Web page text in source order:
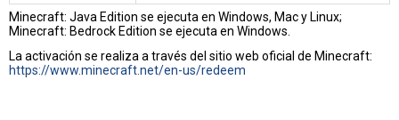
Minecraft: Java Edition se ejecuta en Windows, Mac y Linux;
Minecraft: Bedrock Edition se ejecuta en Windows.
La activación se realiza a través del sitio web oficial de Minecraft:
https://www.minecraft.net/en-us/redeem